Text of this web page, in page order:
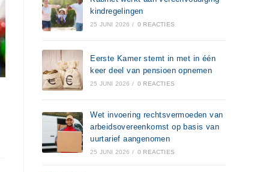
kindregelingen
25 JUNI 2026 / 0 REACTIES
Eerste Kamer stemt in met in één
keer deel van pensioen opnemen
25 JUNI 2026 / 0 REACTIES
Wet invoering rechtsvermoeden van
arbeidsovereenkomst op basis van
uurtarief aangenomen
25 JUNI 2026 / 0 REACTIES